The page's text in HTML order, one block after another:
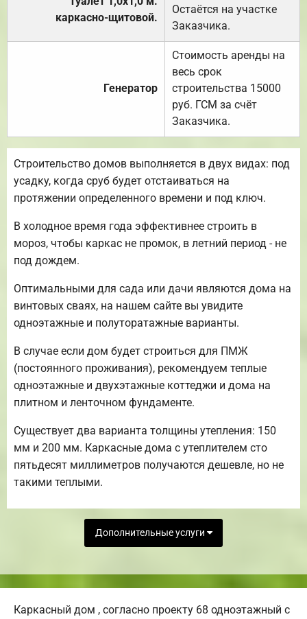
каркасно-щитовой.
Остаётся на участке
Заказчика.
Генератор
Стоимость аренды на
весь срок
строительства 15000
руб. ГСМ за счёт
Заказчика.
Строительство домов выполняется в двух видах: под
усадку, когда сруб будет отстаиваться на
протяжении определенного времени и под ключ.
В холодное время года эффективнее строить в
мороз, чтобы каркас не промок, в летний период - не
под дождем.
Оптимальными для сада или дачи являются дома на
винтовых сваях, на нашем сайте вы увидите
одноэтажные и полуторатажные варианты.
В случае если дом будет строиться для ПМЖ
(постоянного проживания), рекомендуем теплые
одноэтажные и двухэтажные коттеджи и дома на
плитном и ленточном фундаменте.
Существует два варианта толщины утепления: 150
мм и 200 мм. Каркасные дома с утеплителем сто
пятьдесят миллиметров получаются дешевле, но не
такими теплыми.
Дополнительные услуги
Каркасный дом , согласно проекту 68 одноэтажный с